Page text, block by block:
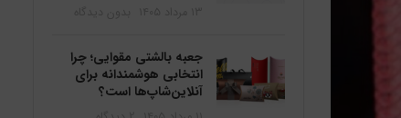
جعبه بالشتی مقوایی؛ چرا
انتخابی هوشمندانه برای
آنلاین‌شاپ‌ها است؟